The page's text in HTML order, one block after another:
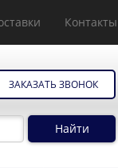
Контакты
ЗАКАЗАТЬ ЗВОНОК
Найти